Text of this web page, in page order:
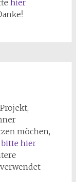
hier
möchen,
bitte hier